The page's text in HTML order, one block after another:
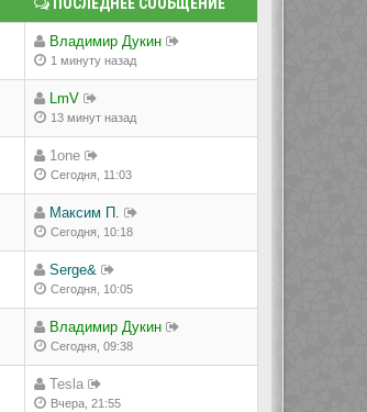
Владимир Дукин
1 минуту назад
LmV
13 минут назад
1one
Сегодня, 11:03
Максим П.
Сегодня, 10:18
Serge&
Сегодня, 10:05
Владимир Дукин
Сегодня, 09:38
Tesla
Вчера, 21:55